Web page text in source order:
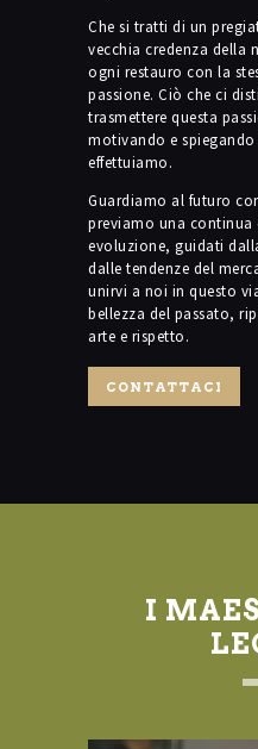
Che si tratti di un
vecchia credenza della
ogni restauro con la
passione. Ciò che ci
trasmettere questa
motivando e
effettuiamo.
Guardiamo al futuro
previamo una continua
evoluzione, guidati
dalle tendenze del
unirvi a noi in questo
bellezza del passato,
arte e rispetto.
CONTATTACI
I